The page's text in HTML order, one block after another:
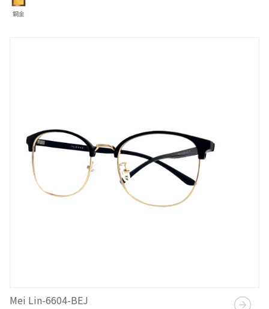
銅金
Mei Lin-6604-BEJ